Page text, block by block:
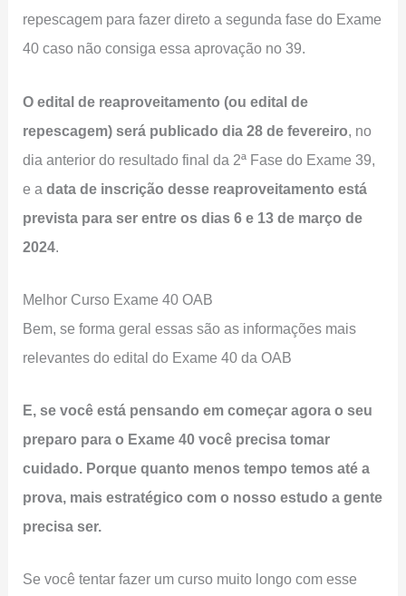
repescagem para fazer direto a segunda fase do Exame
40 caso não consiga essa aprovação no 39.
O edital de reaproveitamento (ou edital de
repescagem) será publicado dia 28 de fevereiro, no
dia anterior do resultado final da 2ª Fase do Exame 39,
e adata de inscrição desse reaproveitamento está
prevista para ser entre os dias 6 e 13 de março de
2024.
Melhor Curso Exame 40 OAB
Bem, se forma geral essas são as informações mais
relevantes do edital do Exame 40 da OAB
E, se você está pensando em começar agora o seu
preparo para o Exame 40 você precisa tomar
cuidado. Porque quanto menos tempo temos até a
prova, mais estratégico com o nosso estudo a gente
precisa ser.
Se você tentar fazer um curso muito longo com esse